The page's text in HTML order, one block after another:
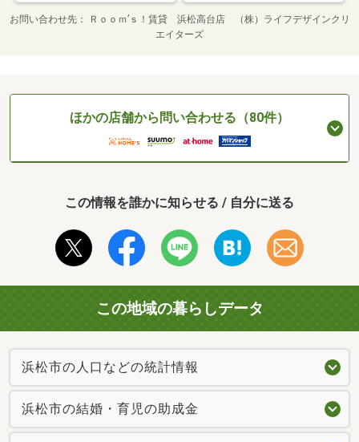
お問い合わせ先
Ｒｏｏｍ’ｓ！賃貸 浜松高台店 （株）ライフデザインクリ
エイターズ
ほかの店舗から問い合わせる（80件）
この情報を誰かに知らせる / 自分に送る
この地域の暮らしデータ
浜松市の人口などの統計情報
浜松市の結婚・育児の助成金